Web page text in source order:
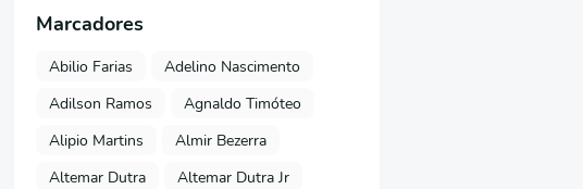
Marcadores
Abilio Farias
Adelino Nascimento
Adilson Ramos
Agnaldo Timóteo
Alipio Martins
Almir Bezerra
Altemar Dutra
Altemar Dutra Jr